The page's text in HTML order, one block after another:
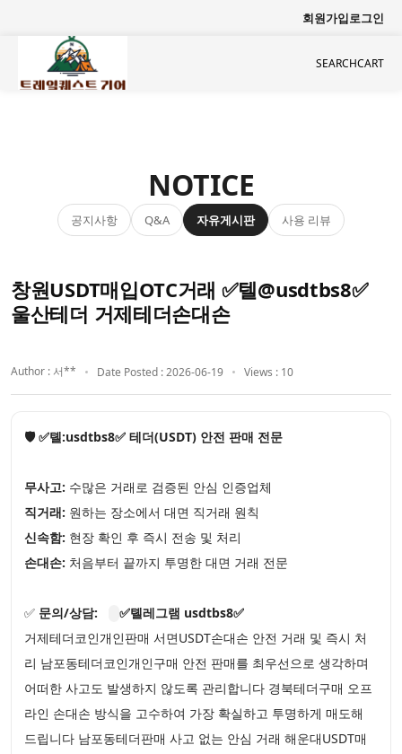
회원가입로그인
SEARCHCART
NOTICE
공지사항 Q&A 자유게시판 사용 리뷰
창원USDT매입OTC거래 ✅텔@usdtbs8✅
울산테더 거제테더손대손
Author : 서** Date Posted : 2026-06-19 Views : 10
🛡️ ✅톌:usdtbs8✅ 테더(USDT) 안전 판매 전문
무사고: 수많은 거래로 검증된 안심 인증업체
직거래: 원하는 장소에서 대면 직거래 원칙
신속함: 현장 확인 후 즉시 전송 및 처리
손대손: 처음부터 끝까지 투명한 대면 거래 전문
✅ 문의/상담:
✅톌레그램 usdtbs8✅
거제테더코인개인판매 서면USDT손대손 안전 거래 및 즉시 처
리 남포동테더코인개인구매 안전 판매를 최우선으로 생각하며
어떠한 사고도 발생하지 않도록 관리합니다 경북테더구매 오프
라인 손대손 방식을 고수하여 가장 확실하고 투명하게 매도해
드립니다 남포동테더판매 사고 없는 안심 거래 해운대USDT매